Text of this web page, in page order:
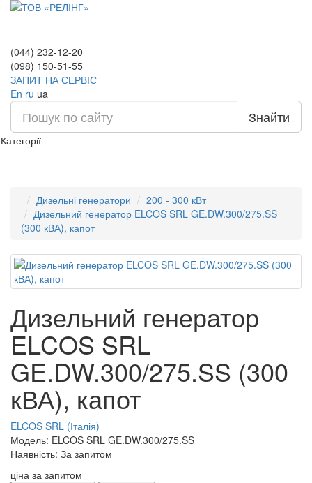
(044) 232-12-20
(098) 150-51-55
ЗАПИТ НА СЕРВІС
En ru ua
Знайти
Категорії
Дизельні генератори
200 - 300 кВт
Дизельний генератор ELCOS SRL GE.DW.300/275.SS
(300 кВА), капот
Дизельний генератор
ELCOS SRL
GE.DW.300/275.SS (300
кВА), капот
ELCOS SRL (Італія)
Модель: ELCOS SRL GE.DW.300/275.SS
Наявність: За запитом
ціна за запитом